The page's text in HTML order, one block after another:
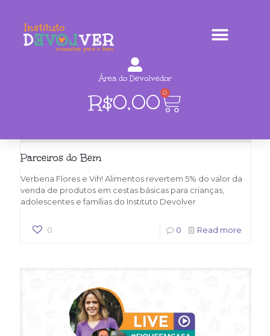
Área do Devolvedor
R$0,00 0
Parceiros do Bem
Verbena Flores e Vih! Alimentos revertem 5% do valor da
venda de produtos em cestas básicas para crianças,
adolescentes e famílias do Instituto Devolver
0 0 Read more